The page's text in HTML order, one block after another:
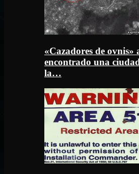
«Cazadores de
encontrado una
la…